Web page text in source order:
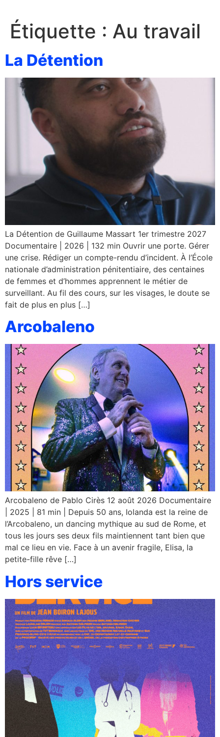
Étiquette : Au travail
La Détention
La Détention de Guillaume Massart 1er trimestre 2027
Documentaire | 2026 | 132 min Ouvrir une porte. Gérer
une crise. Rédiger un compte-rendu d’incident. À l’École
nationale d’administration pénitentiaire, des centaines
de femmes et d’hommes apprennent le métier de
surveillant. Au fil des cours, sur les visages, le doute se
fait de plus en plus […]
Arcobaleno
Arcobaleno de Pablo Cirès 12 août 2026 Documentaire
| 2025 | 81 min | Depuis 50 ans, Iolanda est la reine de
l’Arcobaleno, un dancing mythique au sud de Rome, et
tous les jours ses deux fils maintiennent tant bien que
mal ce lieu en vie. Face à un avenir fragile, Elisa, la
petite-fille rêve […]
Hors service